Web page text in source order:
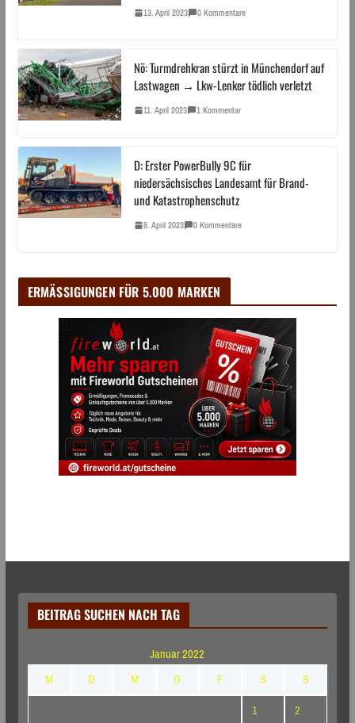
13. April 2023 0 Kommentare
Nö: Turmdrehkran stürzt in Münchendorf auf
Lastwagen → Lkw-Lenker tödlich verletzt
11. April 2023 1 Kommentar
D: Erster PowerBully 9C für
niedersächsisches Landesamt für Brand-
und Katastrophenschutz
8. April 2023 0 Kommentare
ERMÄSSIGUNGEN FÜR 5.000 MARKEN
BEITRAG SUCHEN NACH TAG
Januar 2022
M
D M D F S
S
1
2